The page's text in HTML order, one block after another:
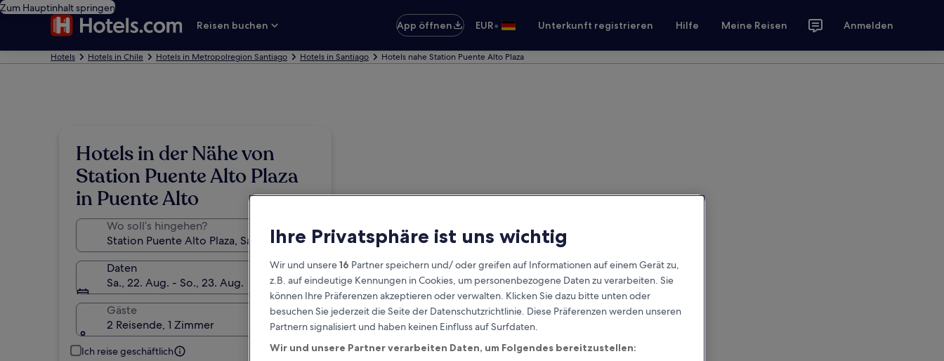
Zum Hauptinhalt springen
Reisen buchen
App öffnen EUR• Unterkunft registrieren Hilfe Meine Reisen Anmelden
Hotels Hotels in Chile Hotels in Metropolregion Santiago Hotels in Santiago Hotels nahe Station Puente Alto Plaza
Hotels in der Nähe von
Station Puente Alto Plaza
in Puente Alto
Wo soll’s hingehen?
Daten
Sa., 22. Aug. - So., 23. Aug.
Gäste
2 Reisende, 1 Zimmer
Ich reise geschäftlich
Ihre Privatsphäre ist uns wichtig
Wir und unsere16 Partner speichern und/ oder greifen auf Informationen auf einem Gerät zu,
z.B. auf eindeutige Kennungen in Cookies, um personenbezogene Daten zu verarbeiten. Sie
können Ihre Präferenzen akzeptieren oder verwalten. Klicken Sie dazu bitte unten oder
besuchen Sie jederzeit die Seite der Datenschutzrichtlinie. Diese Präferenzen werden unseren
Partnern signalisiert und haben keinen Einfluss auf Surfdaten.
Wir und unsere Partner verarbeiten Daten, um Folgendes bereitzustellen: